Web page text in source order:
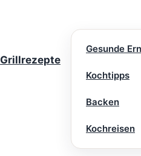
Grillrezepte
Gesunde
Kochtipps
Backen
Kochreisen